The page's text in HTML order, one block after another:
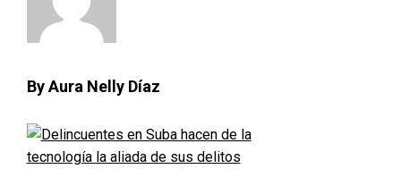
By Aura Nelly Díaz